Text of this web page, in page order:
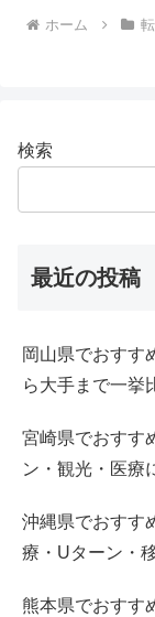
ホーム
検索
最近の投稿
岡山県でおすす
ら大手まで一挙
宮崎県でおすす
ン・観光・医療
沖縄県でおすす
療・Uターン・
熊本県でおすす